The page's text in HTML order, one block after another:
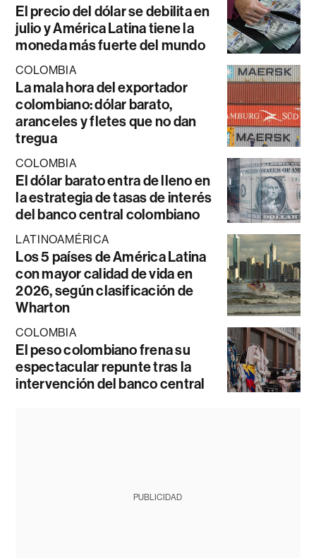
El precio del dólar se debilita en
julio y América Latina tiene la
moneda más fuerte del mundo
COLOMBIA
La mala hora del exportador
colombiano: dólar barato,
aranceles y fletes que no dan
tregua
COLOMBIA
El dólar barato entra de lleno en
la estrategia de tasas de interés
del banco central colombiano
LATINOAMÉRICA
Los 5 países de América Latina
con mayor calidad de vida en
2026, según clasificación de
Wharton
COLOMBIA
El peso colombiano frena su
espectacular repunte tras la
intervención del banco central
PUBLICIDAD